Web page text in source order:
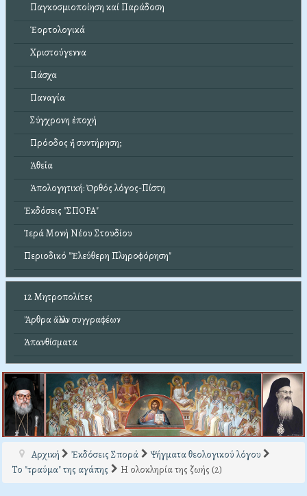
Παγκοσμιοποίηση καί Παράδοση
Ἑορτολογικά
Χριστούγεννα
Πάσχα
Παναγία
Σύγχρονη ἐποχή
Πρόοδος ἤ συντήρηση;
Ἀθεΐα
Ἀπολογητική: Ὀρθός λόγος-Πίστη
Ἐκδόσεις "ΣΠΟΡΑ"
Ἱερά Μονή Νέου Στουδίου
Περιοδικό "Ἐλεύθερη Πληροφόρηση"
12 Μητροπολίτες
Ἄρθρα ἄλλων συγγραφέων
Ἀπανθίσματα
Αρχική Ἐκδόσεις Σπορά
Ψήγματα θεολογικού λόγου
Το "τραύμα" της αγάπης
Η ολοκληρία της ζωής (2)